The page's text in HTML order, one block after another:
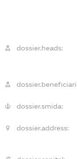
dossier.heads:
dossier.smida:
dossier.address: